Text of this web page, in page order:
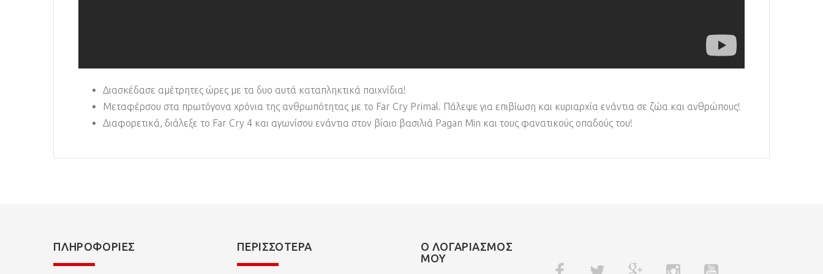
Διασκέδασε αμέτρητες ώρες με τα δυο αυτά καταπληκτικά παιχνίδια!
Μεταφέρσου στα πρωτόγονα χρόνια της ανθρωπότητας με το Far Cry Primal. Πάλεψε για επιβίωση και κυριαρχία ενάντια σε ζώα και ανθρώπους!
Διαφορετικά, διάλεξε το Far Cry 4 και αγωνίσου ενάντια στον βίαιο βασιλιά Pagan Min και τους φανατικούς οπαδούς του!
ΠΛΗΡΟΦΟΡΊΕΣ ΠΕΡΙΣΣΌΤΕΡΑ
Ο ΛΟΓΑΡΙΑΣΜΌΣ
ΜΟΥ